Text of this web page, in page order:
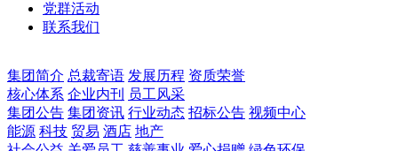
党群活动
联系我们
集团简介 总裁寄语 发展历程 资质荣誉
核心体系 企业内刊
员工风采
集团公告 集团资讯 行业动态 招标公告 视频中心
能源 科技 贸易 酒店 地产